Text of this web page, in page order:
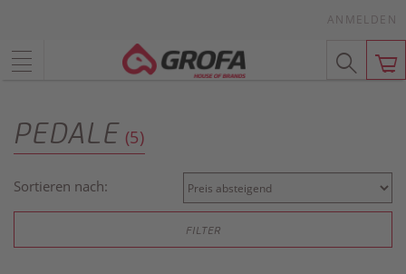
ANMELDEN
PEDALE (5)
Sortieren nach:
FILTER